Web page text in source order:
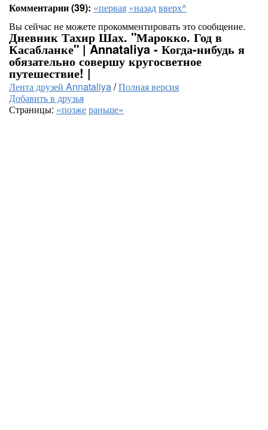
Комментарии (39): «первая «назадвверх^
Вы сейчас не можете прокомментировать это сообщение.
Дневник Тахир Шах. "Марокко. Год в
Касабланке" | Annataliya - Когда-нибудь я
обязательно совершу кругосветное
путешествие! |
Лента друзей Annataliya/Полная версия
Добавить в друзья
Страницы: «позжераньше»